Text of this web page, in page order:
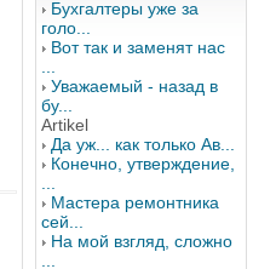
Бухгалтеры уже за
голо...
Вот так и заменят нас
Уважаемый - назад в
бу...
Artikel
Да уж... как только Ав...
Конечно, утверждение,
Мастера ремонтника
сей...
На мой взгляд, сложно